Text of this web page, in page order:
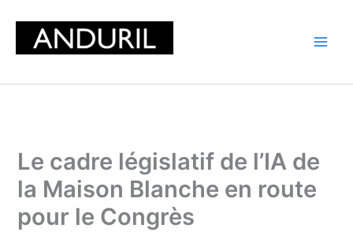
content
Le cadre législatif de l’IA de
la Maison Blanche en route
pour le Congrès